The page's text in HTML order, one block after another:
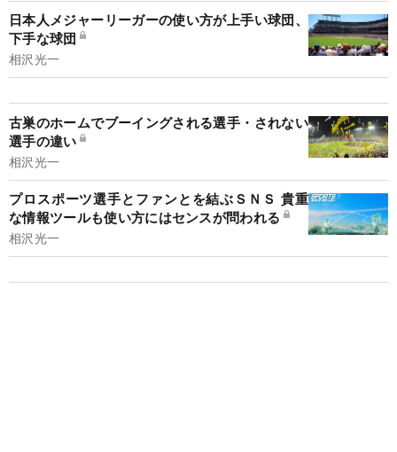
日本人メジャーリーガーの使い方が上手い球団、
下手な球団
相沢光一
古巣のホームでブーイングされる選手・されない
選手の違い
相沢光一
プロスポーツ選手とファンとを結ぶＳＮＳ 貴重
な情報ツールも使い方にはセンスが問われる
相沢光一